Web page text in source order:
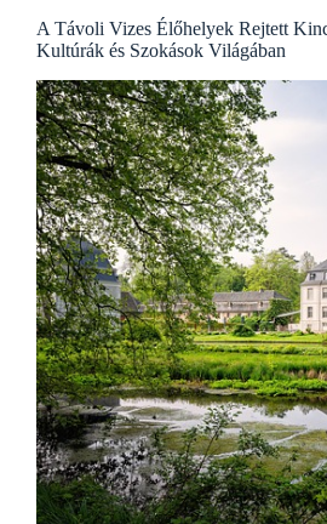
A Távoli Vizes Élőhelyek Rejtett
Kultúrák és Szokások Világában